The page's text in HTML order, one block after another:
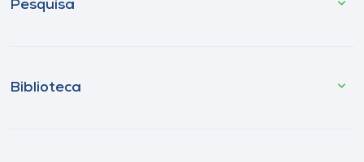
Pesquisa
Biblioteca